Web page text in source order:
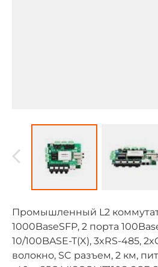
Промышленный L2
1000BaseSFP, 2 порта
10/100BASE-T(X), 3xRS-485,
волокно, SC разъем, 2 км,